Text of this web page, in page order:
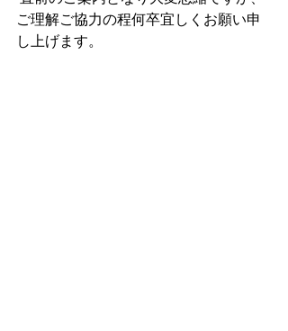
ご理解ご協力の程何卒宜しくお願い申
し上げます。